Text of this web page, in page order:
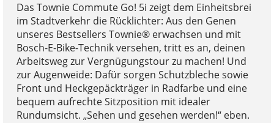
Das Townie Commute Go! 5i zeigt dem Einheitsbrei
im Stadtverkehr die Rücklichter: Aus den Genen
unseres Bestsellers Townie® erwachsen und mit
Bosch-E-Bike-Technik versehen, tritt es an, deinen
Arbeitsweg zur Vergnügungstour zu machen! Und
zur Augenweide: Dafür sorgen Schutzbleche sowie
Front und Heckgepäckträger in Radfarbe und eine
bequem aufrechte Sitzposition mit idealer
Rundumsicht. „Sehen und gesehen werden!“ eben.